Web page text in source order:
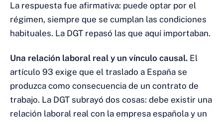
La respuesta fue afirmativa: puede optar por el
régimen, siempre que se cumplan las condiciones
habituales. La DGT repasó las que aquí importaban.
Una relación laboral real y un vínculo causal. El
artículo 93 exige que el traslado a España se
produzca como consecuencia de un contrato de
trabajo. La DGT subrayó dos cosas: debe existir una
relación laboral real con la empresa española y un